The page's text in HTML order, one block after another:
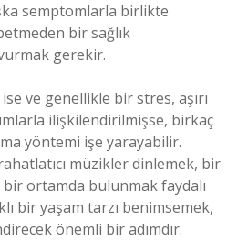
semptomlarla birlikte
bir sağlık
gerekir.
ve genellikle bir stres, aşırı
ilişkilendirilmişse, birkaç
yöntemi işe yarayabilir.
müzikler dinlemek, bir
ortamda bulunmak faydalı
bir yaşam tarzı benimsemek,
önemli bir adımdır.